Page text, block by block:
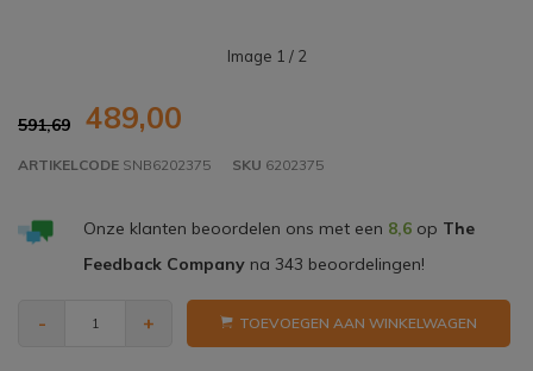
Image 1 / 2
591,69 489,00
ARTIKELCODE SNB6202375 SKU 6202375
Onze klanten beoordelen ons met een 8,6op The
Feedback Companyna 343 beoordelingen!
- + TOEVOEGEN AAN WINKELWAGEN